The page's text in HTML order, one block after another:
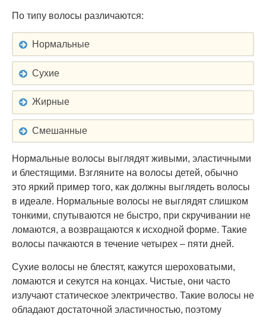
По типу волосы различаются:
Нормальные
Сухие
Жирные
Смешанные
Нормальные волосы выглядят живыми, эластичными
и блестящими. Взгляните на волосы детей, обычно
это яркий пример того, как должны выглядеть волосы
в идеале. Нормальные волосы не выглядят слишком
тонкими, спутываются не быстро, при скручивании не
ломаются, а возвращаются к исходной форме. Такие
волосы пачкаются в течение четырех – пяти дней.
Сухие волосы не блестят, кажутся шероховатыми,
ломаются и секутся на концах. Чистые, они часто
излучают статическое электричество. Такие волосы не
обладают достаточной эластичностью, поэтому